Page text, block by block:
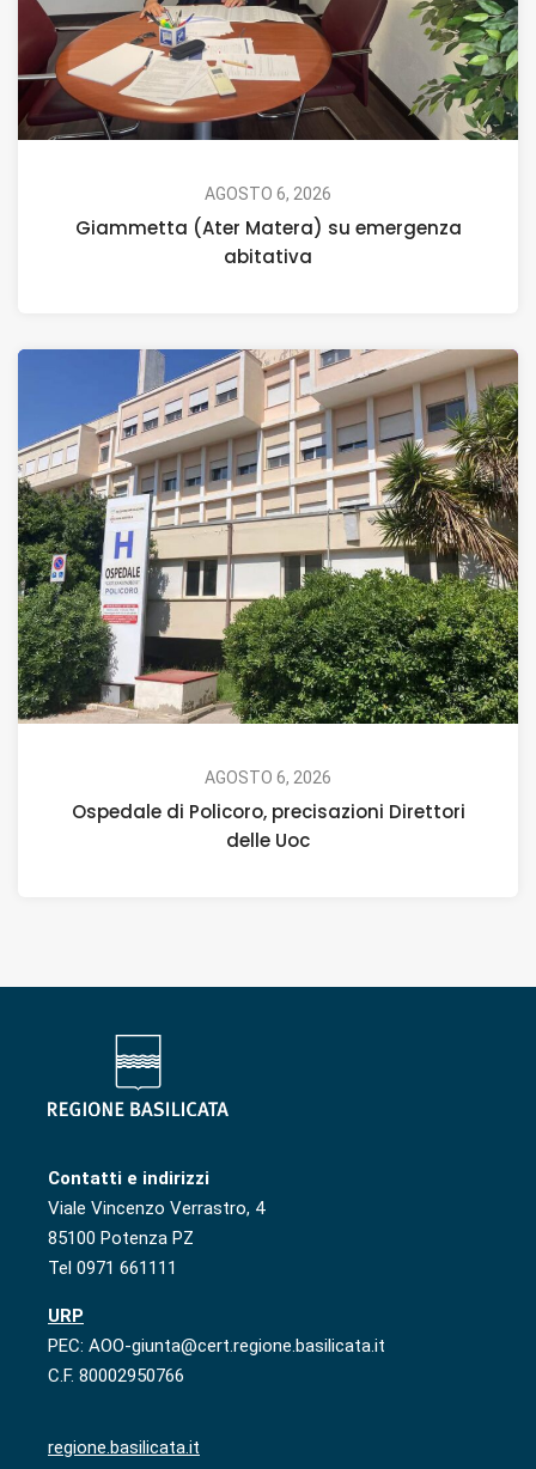
AGOSTO 6, 2026
Giammetta (Ater Matera) su emergenza
abitativa
AGOSTO 6, 2026
Ospedale di Policoro, precisazioni Direttori
delle Uoc
Contatti e indirizzi
Viale Vincenzo Verrastro, 4
85100 Potenza PZ
Tel 0971 661111
URP
PEC: AOO-giunta@cert.regione.basilicata.it
C.F. 80002950766
regione.basilicata.it